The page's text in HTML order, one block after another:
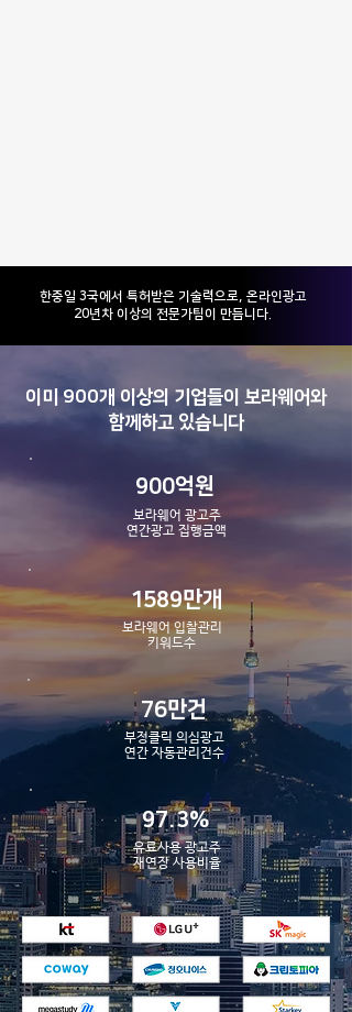
​한중일 3국에서 특허받은 기술력으로, 온라인광고
20년차 이상의 전문가팀이 만듭니다.
이미 900개 이상의 기업들이 보라웨어와
함께하고 있습니다
900억원
보라웨어 광고주
​연간광고 집행금액
1589만개
보라웨어 입찰관리
​키워드수
76만건
부정클릭 의심광고
​연간 자동관리건수
97.3%
유료사용 광고주
​재연장 사용비율